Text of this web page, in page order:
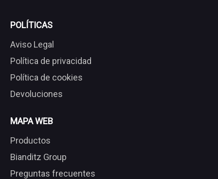
POLÍTICAS
Aviso Legal
Política de privacidad
Política de cookies
Devoluciones
MAPA WEB
Productos
Bianditz Group
Preguntas frecuentes